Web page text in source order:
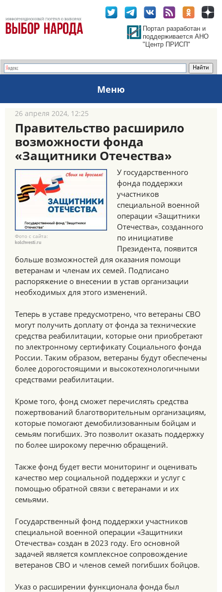
Портал разработан и
поддерживается АНО
"Центр ПРИСП"
Меню
26 апреля 2024, 12:25
Правительство расширило
возможности фонда
«Защитники Отечества»
Фото с сайта:
kolchvesti.ru
У государственного
фонда поддержки
участников
специальной военной
операции «Защитники
Отечества», созданного
по инициативе
Президента, появится
больше возможностей для оказания помощи
ветеранам и членам их семей. Подписано
распоряжение о внесении в устав организации
необходимых для этого изменений.
Теперь в уставе предусмотрено, что ветераны СВО
могут получить доплату от фонда за технические
средства реабилитации, которые они приобретают
по электронному сертификату Социального фонда
России. Таким образом, ветераны будут обеспечены
более дорогостоящими и высокотехнологичными
средствами реабилитации.
Кроме того, фонд сможет перечислять средства
пожертвований благотворительным организациям,
которые помогают демобилизованным бойцам и
семьям погибших. Это позволит оказать поддержку
по более широкому перечню обращений.
Также фонд будет вести мониторинг и оценивать
качество мер социальной поддержки и услуг с
помощью обратной связи с ветеранами и их
семьями.
Государственный фонд поддержки участников
специальной военной операции «Защитники
Отечества» создан в 2023 году. Его основной
задачей является комплексное сопровождение
ветеранов СВО и членов семей погибших бойцов.
Указ о расширении функционала фонда был